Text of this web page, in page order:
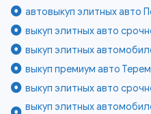
автовыкуп элитных авто
выкуп элитных авто
выкуп элитных
выкуп премиум авто
выкуп элитных авто
выкуп элитных